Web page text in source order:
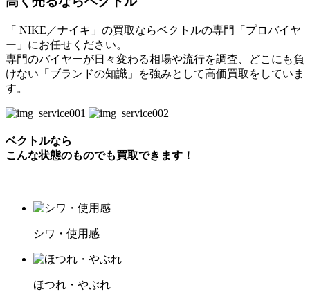
「 NIKE／ナイキ」の買取ならベクトルの専門「プロバイヤ
ー」にお任せください。
専門のバイヤーが日々変わる相場や流行を調査、どこにも負
けない「ブランドの知識」を強みとして高価買取をしていま
す。
ベクトルなら
こんな状態のものでも買取できます！
シワ・使用感
ほつれ・やぶれ